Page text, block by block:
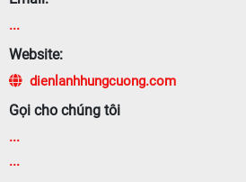
...
Website:
dienlanhhungcuong.com
Gọi cho chúng tôi
...
...